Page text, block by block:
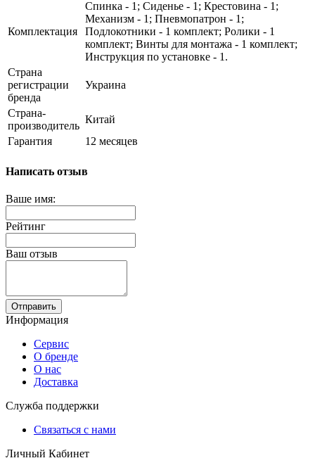
Комплектация
Спинка - 1; Сиденье - 1; Крестовина - 1;
Механизм - 1; Пневмопатрон - 1;
Подлокотники - 1 комплект; Ролики - 1
комплект; Винты для монтажа - 1 комплект;
Инструкция по установке - 1.
Страна
регистрации
бренда
Украина
Страна-
производитель
Китай
Гарантия
12 месяцев
Написать отзыв
Ваше имя:
Рейтинг
Ваш отзыв
Отправить
Информация
Сервис
О бренде
О нас
Доставка
Служба поддержки
Связаться с нами
Личный Кабинет